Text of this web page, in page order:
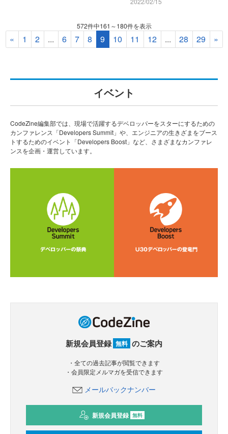
572件中161～180件を表示
« 1 2 ... 6 7 8 9 10 11 12 ... 28 29 »
イベント
CodeZine編集部では、現場で活躍するデベロッパーをスターにするための
カンファレンス「Developers Summit」や、エンジニアの生きざまをブース
トするためのイベント「Developers Boost」など、さまざまなカンファレ
ンスを企画・運営しています。
新規会員登録 無料 のご案内
・全ての過去記事が閲覧できます
・会員限定メルマガを受信できます
メールバックナンバー
新規会員登録 無料